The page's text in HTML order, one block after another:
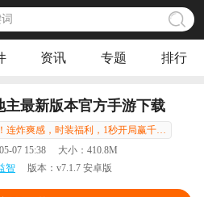
资讯 专题 排行
主最新版本官方手游下载
赛季焕新！连炸爽感，时装福利，1秒开局赢千亿豆！
07 15:38 大小： 410.8M
智 版本： v7.1.7 安卓版